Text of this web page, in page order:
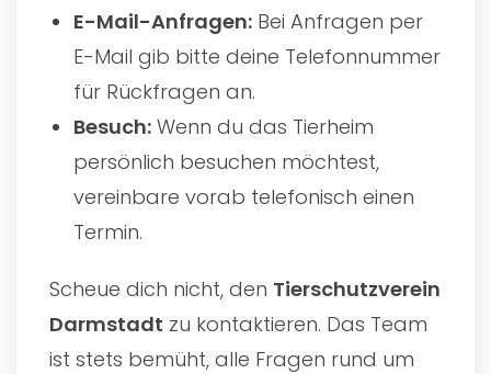
E-Mail-Anfragen: Bei Anfragen per
E-Mail gib bitte deine Telefonnummer
für Rückfragen an.
Besuch: Wenn du das Tierheim
persönlich besuchen möchtest,
vereinbare vorab telefonisch einen
Termin.
Scheue dich nicht, den Tierschutzverein
Darmstadt zu kontaktieren. Das Team
ist stets bemüht, alle Fragen rund um